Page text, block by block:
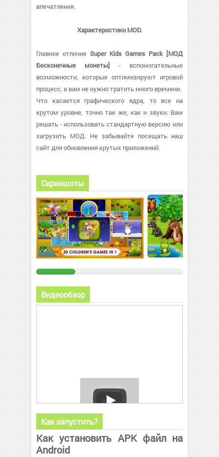
впечатления.
Характеристики MOD.
Главное отличие Super Kids Games Pack [МОД
Бесконечные монеты] - вспомогательные
возможности, которые оптимизируют игровой
процесс, а вам не нужно тратить много времени.
Что касается графического ядра, то все на
крутом уровне, точно так же, как и звуки. Вам
решать - использовать стандартную версию или
загрузить МОД. Не забывайте посещать наш
сайт для обновления крутых приложений.
Скриншоты
Видеообзор
Как запустить?
Как установить APK файл на
Android